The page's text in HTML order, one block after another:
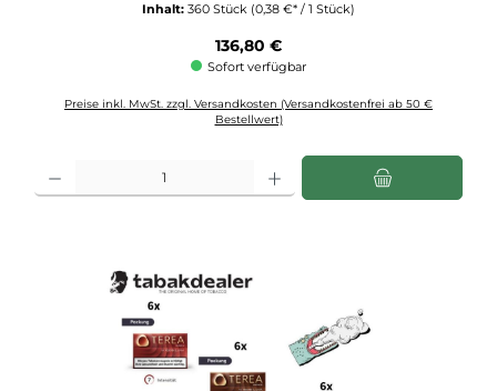
Inhalt: 360 Stück (0,38 €* / 1 Stück)
Regulärer Preis:
136,80 €
Sofort verfügbar
Preise inkl. MwSt. zzgl. Versandkosten (Versandkostenfrei ab 50 €
Bestellwert)
Produkt Anzahl: Gib den gewünschten Wert ein oder benutze die Schaltflächen